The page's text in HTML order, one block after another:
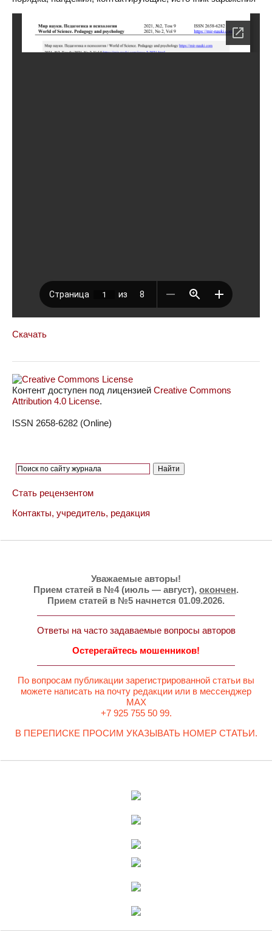
Скачать
Контент доступен под лицензией Creative Commons
Attribution 4.0 License.
ISSN 2658-6282 (Online)
Стать рецензентом
Контакты, учредитель, редакция
Уважаемые авторы!
Прием статей в №4 (июль — август), окончен.
Прием статей в №5 начнется 01.09.2026.
Ответы на часто задаваемые вопросы авторов
Остерегайтесь мошенников!
По вопросам публикации зарегистрированной статьи вы
можете написать на почту редакции или в мессенджер
MAX
+7 925 755 50 99.
В ПЕРЕПИСКЕ ПРОСИМ УКАЗЫВАТЬ НОМЕР СТАТЬИ.